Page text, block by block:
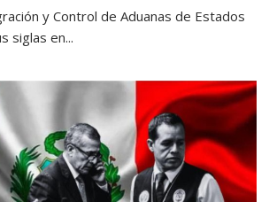
y Control de Aduanas de Estados
siglas en...